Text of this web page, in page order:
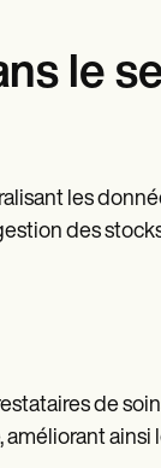
le
les
des
de
ainsi